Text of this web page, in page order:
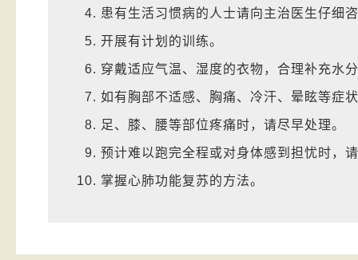
患有生活习惯病的人士请向主治医生仔细
开展有计划的训练。
穿戴适应气温、湿度的衣物，合理补充水
如有胸部不适感、胸痛、冷汗、晕眩等症
足、膝、腰等部位疼痛时，请尽早处理。
预计难以跑完全程或对身体感到担忧时，
掌握心肺功能复苏的方法。